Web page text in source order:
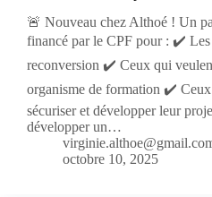
🚨 Nouveau chez Althoé ! Un
financé par le CPF pour : ✔️ Les
reconversion ✔️ Ceux qui
organisme de formation ✔️
sécuriser et développer leur
développer un…
octobre 10, 2025